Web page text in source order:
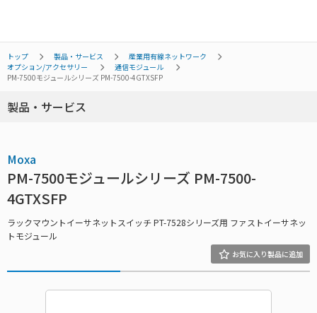
トップ 製品・サービス
産業用有線ネットワーク
オプション/アクセサリー
通信モジュール
PM-7500モジュールシリーズ PM-7500-4GTXSFP
製品・サービス
Moxa
PM-7500モジュールシリーズ PM-7500-
4GTXSFP
ラックマウントイーサネットスイッチ PT-7528シリーズ用 ファストイーサネッ
トモジュール